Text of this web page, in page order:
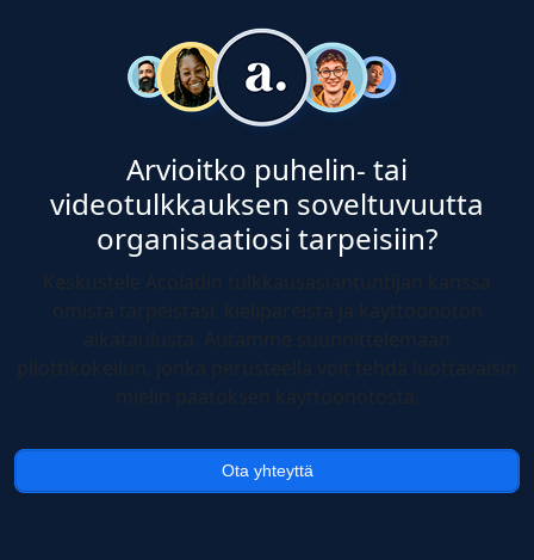
Arvioitko puhelin- tai
videotulkkauksen soveltuvuutta
organisaatiosi tarpeisiin?
Ota yhteyttä